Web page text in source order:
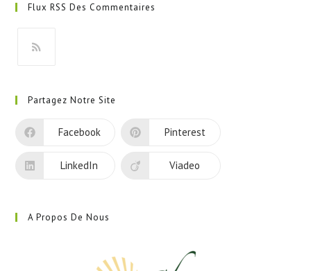
un
onglet
Flux RSS Des Commentaires
un
nouvel
Partagez Notre Site
Facebook Pinterest
LinkedIn Viadeo
A Propos De Nous